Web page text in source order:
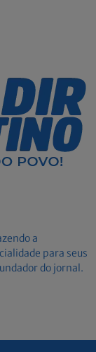
a
para seus
do jornal.